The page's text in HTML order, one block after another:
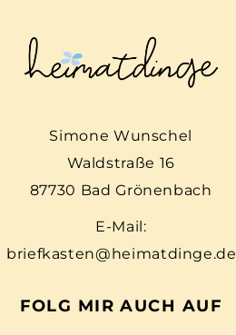
Simone Wunschel
Waldstraße 16
87730 Bad Grönenbach
E-Mail:
briefkasten@heimatdinge.de
FOLG MIR AUCH AUF